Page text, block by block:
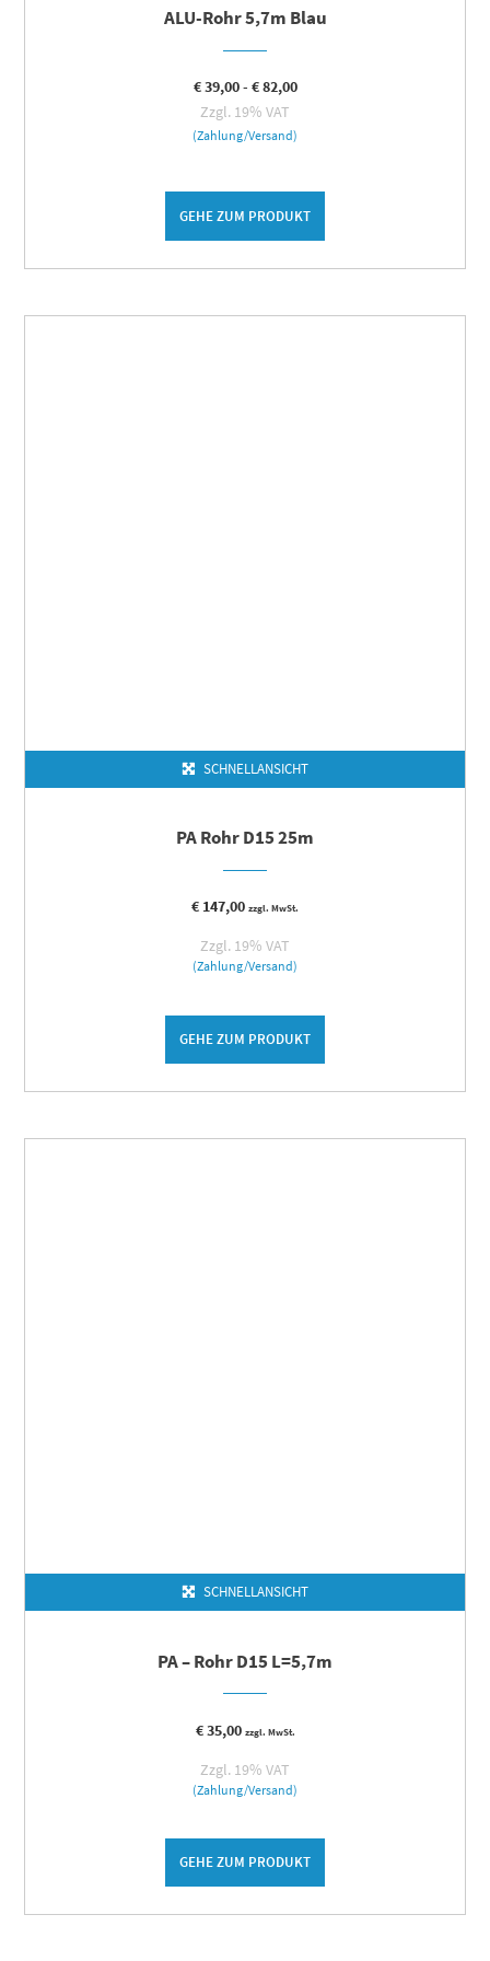
ALU-Rohr 5,7m Blau
€39,00- €82,00
Zzgl. 19% VAT
(Zahlung/Versand)
GEHE ZUM PRODUKT
SCHNELLANSICHT
PA Rohr D15 25m
€ 147,00 zzgl. MwSt.
Zzgl. 19% VAT
(Zahlung/Versand)
GEHE ZUM PRODUKT
SCHNELLANSICHT
PA – Rohr D15 L=5,7m
€35,00 zzgl. MwSt.
Zzgl. 19% VAT
(Zahlung/Versand)
GEHE ZUM PRODUKT